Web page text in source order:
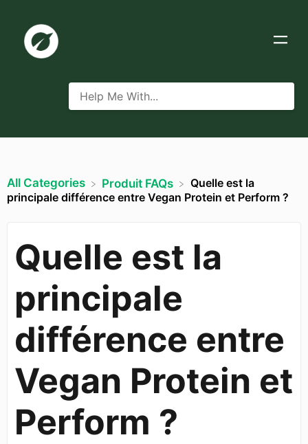
All Categories ​Produit FAQs
Quelle est la
principale différence entre Vegan Protein et Perform ?
Quelle est la
principale
différence entre
Vegan Protein et
Perform ?